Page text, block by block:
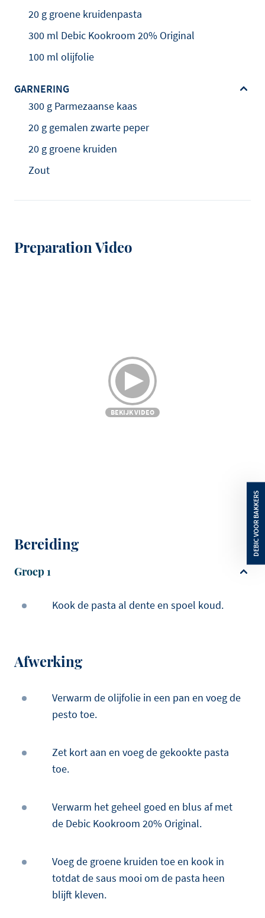
20 g groene kruidenpasta
300 ml Debic Kookroom 20% Original
100 ml olijfolie
GARNERING
300 g Parmezaanse kaas
20 g gemalen zwarte peper
20 g groene kruiden
Zout
Preparation Video
BEKIJK VIDEO
Bereiding
Groep 1
Kook de pasta al dente en spoel koud.
Afwerking
Verwarm de olijfolie in een pan en voeg de
pesto toe.
Zet kort aan en voeg de gekookte pasta
toe.
Verwarm het geheel goed en blus af met
de Debic Kookroom 20% Original.
Voeg de groene kruiden toe en kook in
totdat de saus mooi om de pasta heen
blijft kleven.